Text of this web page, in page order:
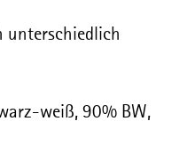
unterschiedlich
weiß, 90% BW,